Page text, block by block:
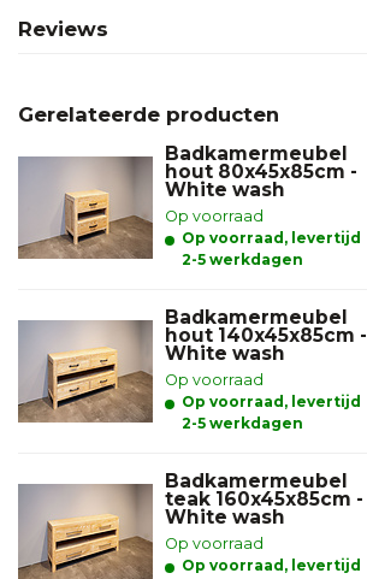
Reviews
Gerelateerde producten
Badkamermeubel
hout 80x45x85cm -
White wash
Op voorraad
Op voorraad, levertijd
2-5 werkdagen
Badkamermeubel
hout 140x45x85cm -
White wash
Op voorraad
Op voorraad, levertijd
2-5 werkdagen
Badkamermeubel
teak 160x45x85cm -
White wash
Op voorraad
Op voorraad, levertijd